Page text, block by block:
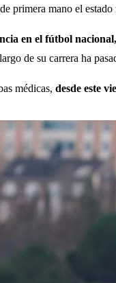
primera mano el
en el fútbol
de su carrera ha
médicas, desde este